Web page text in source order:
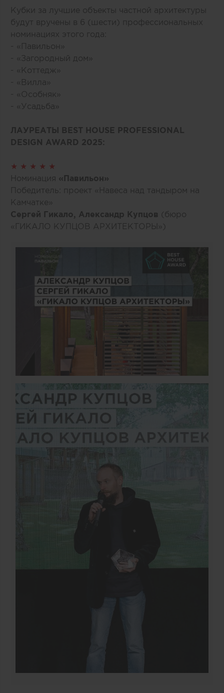
Кубки за лучшие объекты частной архитектуры
будут вручены в 6 (шести) профессиональных
номинациях этого года:
- «Павильон»
- «Загородный дом»
- «Коттедж»
- «Вилла»
- «Особняк»
- «Усадьба»
ЛАУРЕАТЫ BEST HOUSE PROFESSIONAL
DESIGN AWARD 2025:
★ ★ ★ ★ ★
Номинация «Павильон»
Победитель: проект «Навеса над тандыром на
Камчатке»
Сергей Гикало, Александр Купцов (бюро
«ГИКАЛО КУПЦОВ АРХИТЕКТОРЫ»)